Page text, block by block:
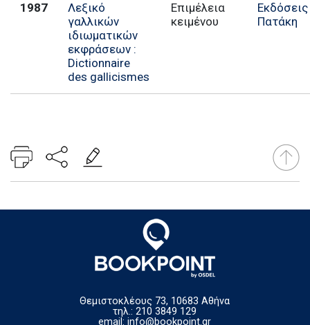
1987
Λεξικό
γαλλικών
ιδιωματικών
εκφράσεων :
Dictionnaire
des gallicismes
Επιμέλεια
κειμένου
Εκδόσεις
Πατάκη
Θεμιστοκλέους 73, 10683 Αθήνα
τηλ.: 210 3849 129
email:info@bookpoint.gr